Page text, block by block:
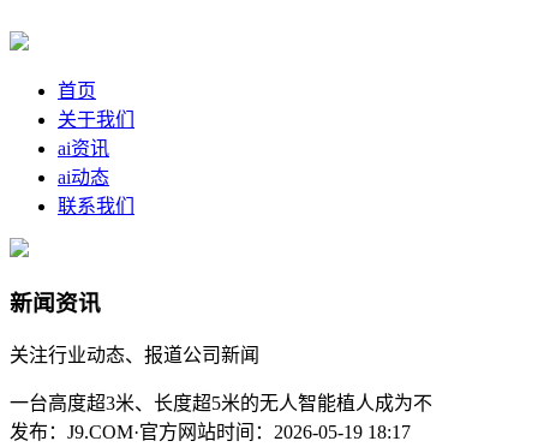
首页
关于我们
ai资讯
ai动态
联系我们
新闻资讯
关注行业动态、报道公司新闻
一台高度超3米、长度超5米的无人智能植人成为不
发布：J9.COM·官方网站时间：2026-05-19 18:17